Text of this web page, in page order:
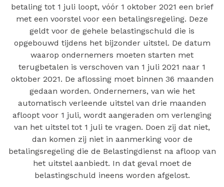
betaling tot 1 juli loopt, vóór 1 oktober 2021 een brief
met een voorstel voor een betalingsregeling. Deze
geldt voor de gehele belastingschuld die is
opgebouwd tijdens het bijzonder uitstel. De datum
waarop ondernemers moeten starten met
terugbetalen is verschoven van 1 juli 2021 naar 1
oktober 2021. De aflossing moet binnen 36 maanden
gedaan worden. Ondernemers, van wie het
automatisch verleende uitstel van drie maanden
afloopt voor 1 juli, wordt aangeraden om verlenging
van het uitstel tot 1 juli te vragen. Doen zij dat niet,
dan komen zij niet in aanmerking voor de
betalingsregeling die de Belastingdienst na afloop van
het uitstel aanbiedt. In dat geval moet de
belastingschuld ineens worden afgelost.